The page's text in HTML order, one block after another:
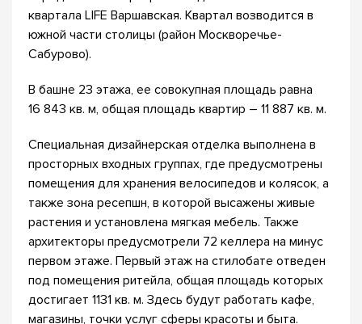
квартала LIFE Варшавская. Квартал возводится в
южной части столицы (район Москворечье-
Сабурово).
В башне 23 этажа, ее совокупная площадь равна
16 843 кв. м, общая площадь квартир – 11 887 кв. м.
Специальная дизайнерская отделка выполнена в
просторных входных группах, где предусмотрены
помещения для хранения велосипедов и колясок, а
также зона ресепшн, в которой высажены живые
растения и установлена мягкая мебель. Также
архитекторы предусмотрели 72 келлера на минус
первом этаже. Первый этаж на стилобате отведен
под помещения ритейла, общая площадь которых
достигает 1131 кв. м. Здесь будут работать кафе,
магазины, точки услуг сферы красоты и быта.